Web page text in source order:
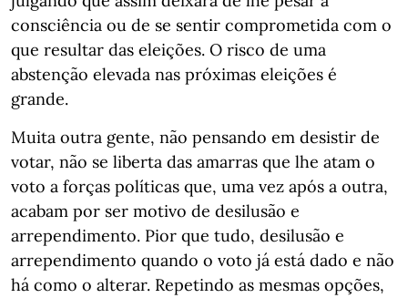
consciência ou de se sentir comprometida com o
que resultar das eleições. O risco de uma
abstenção elevada nas próximas eleições é
grande.
Muita outra gente, não pensando em desistir de
votar, não se liberta das amarras que lhe atam o
voto a forças políticas que, uma vez após a outra,
acabam por ser motivo de desilusão e
arrependimento. Pior que tudo, desilusão e
arrependimento quando o voto já está dado e não
há como o alterar. Repetindo as mesmas opções,